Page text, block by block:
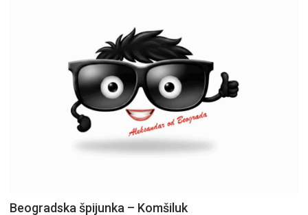
Beogradska špijunka – Komšiluk